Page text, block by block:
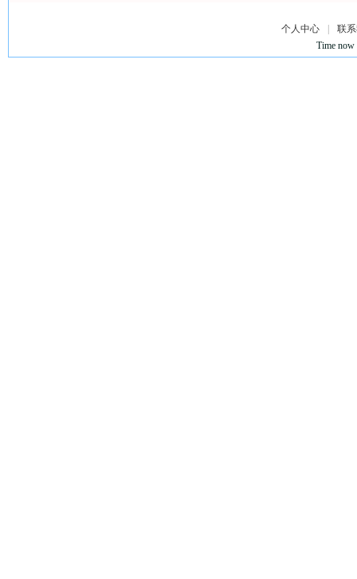
个人中心
联
Time now